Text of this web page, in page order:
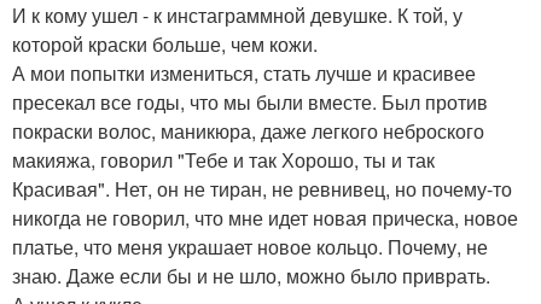
И к кому ушел - к инстаграммной девушке. К той, у
которой краски больше, чем кожи.
А мои попытки измениться, стать лучше и красивее
пресекал все годы, что мы были вместе. Был против
покраски волос, маникюра, даже легкого неброского
макияжа, говорил "Тебе и так Хорошо, ты и так
Красивая". Нет, он не тиран, не ревнивец, но почему-то
никогда не говорил, что мне идет новая прическа, новое
платье, что меня украшает новое кольцо. Почему, не
знаю. Даже если бы и не шло, можно было приврать.